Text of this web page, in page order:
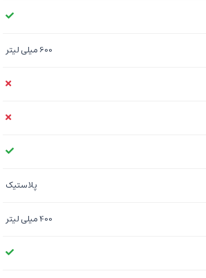
600 میلی لیتر
پلاستیک
400 میلی لیتر